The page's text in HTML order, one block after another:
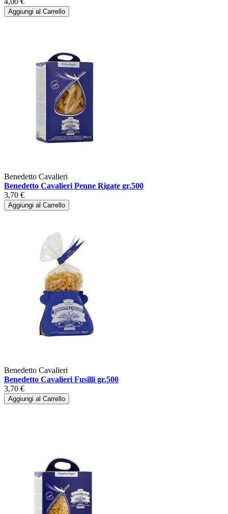
Aggiungi al Carrello
Benedetto Cavalieri
Benedetto Cavalieri Penne Rigate gr.500
3,70 €
Aggiungi al Carrello
Benedetto Cavalieri
Benedetto Cavalieri Fusilli gr.500
3,70 €
Aggiungi al Carrello